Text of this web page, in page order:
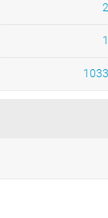
2
1
1033